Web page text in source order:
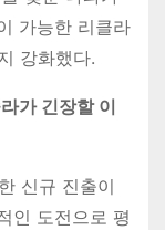
가능한 리클라
강화했다.
가 긴장할 이
신규 진출이
인 도전으로 평